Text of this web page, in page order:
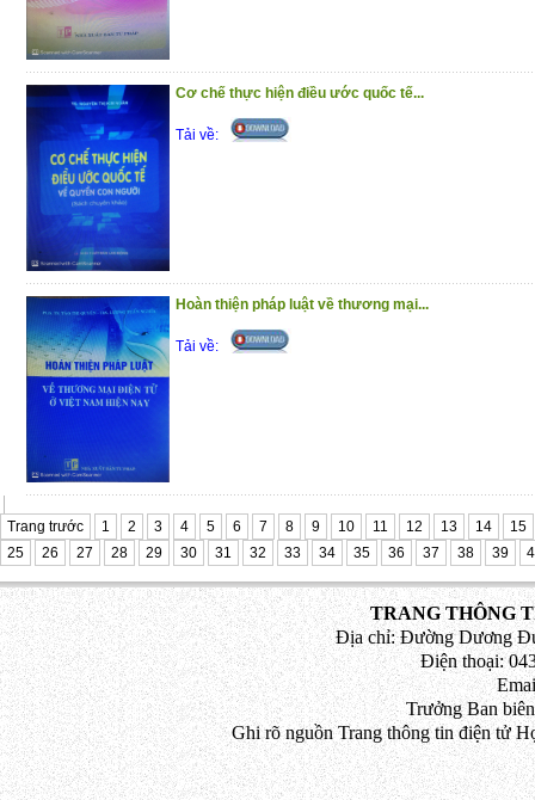
Cơ chế thực hiện điều ước quốc tế...
Tải về:
Hoàn thiện pháp luật về thương mại...
Tải về:
Trang trước 1 2 3 4 5 6 7 8 9 10 11 12 13 14
15
25
26 27 28 29 30 31 32 33 34 35 36 37 38 39
TRANG THÔNG
Địa chỉ: Đường Dương
Điện thoại:
Trưởng Ban
Ghi rõ nguồn Trang thông tin điện tử